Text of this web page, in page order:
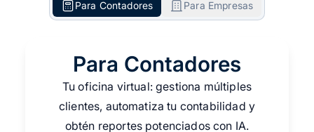
Para Contadores Para Empresas
Para Contadores
Tu oficina virtual: gestiona múltiples
clientes, automatiza tu contabilidad y
obtén reportes potenciados con IA.